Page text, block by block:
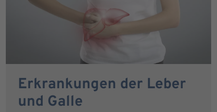
Erkrankungen der Leber
und Galle